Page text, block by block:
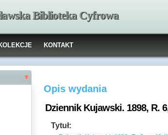
Biblioteka Cyfrowa
KONTAKT
Opis wydania
Dziennik Kujawski. 1898, R.
Tytuł: